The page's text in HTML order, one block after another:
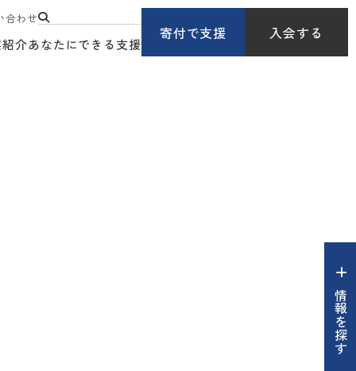
合わせ
介あなたにできる支援
寄付で支援 入会する
情報を探す